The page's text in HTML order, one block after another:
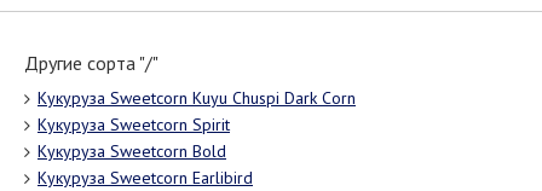
Другие сорта "/"
Кукуруза Sweetcorn Kuyu Chuspi Dark Corn
Кукуруза Sweetcorn Spirit
Кукуруза Sweetcorn Bold
Кукуруза Sweetcorn Earlibird